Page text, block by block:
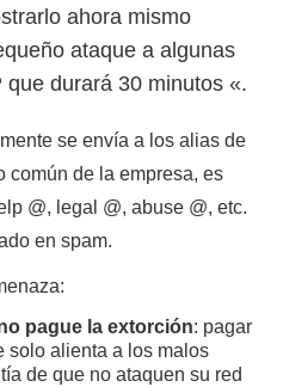
ahora mismo
ataque a algunas
durará 30 minutos «.
se envía a los alias de
común de la empresa, es
@, legal @, abuse @, etc.
en spam.
pague la extorción: pagar
solo alienta a los malos
de que no ataquen su red